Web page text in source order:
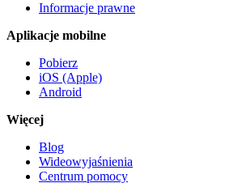
Informacje prawne
Aplikacje mobilne
Pobierz
iOS (Apple)
Android
Więcej
Blog
Wideowyjaśnienia
Centrum pomocy